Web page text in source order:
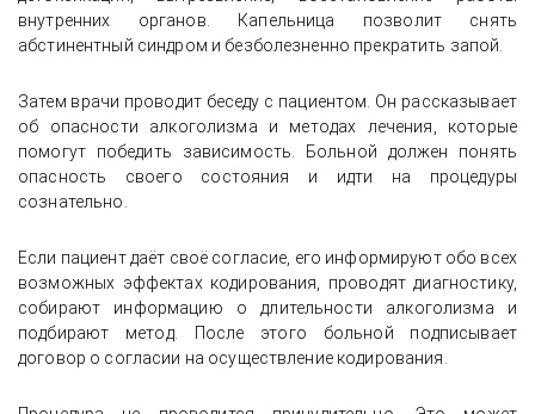
внутренних органов. Капельница позволит снять
абстинентный синдром и безболезненно прекратить запой.
Затем врачи проводит беседу с пациентом. Он рассказывает
об опасности алкоголизма и методах лечения, которые
помогут победить зависимость. Больной должен понять
опасность своего состояния и идти на процедуры
сознательно.
Если пациент даёт своё согласие, его информируют обо всех
возможных эффектах кодирования, проводят диагностику,
собирают информацию о длительности алкоголизма и
подбирают метод. После этого больной подписывает
договор о согласии на осуществление кодирования.